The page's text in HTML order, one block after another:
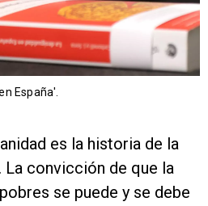
España'.
es la historia de la
La convicción de que la
se puede y se debe